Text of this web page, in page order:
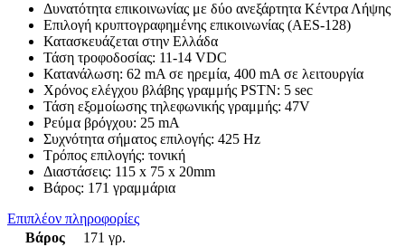
Δυνατότητα επικοινωνίας με δύο ανεξάρτητα Κέντρα Λήψης
Επιλογή κρυπτογραφημένης επικοινωνίας (AES-128)
Κατασκευάζεται στην Ελλάδα
Τάση τροφοδοσίας: 11-14 VDC
Κατανάλωση: 62 mA σε ηρεμία, 400 mA σε λειτουργία
Χρόνος ελέγχου βλάβης γραμμής PSTN: 5 sec
Τάση εξομοίωσης τηλεφωνικής γραμμής: 47V
Ρεύμα βρόγχου: 25 mA
Συχνότητα σήματος επιλογής: 425 Hz
Τρόπος επιλογής: τονική
Διαστάσεις: 115 x 75 x 20mm
Βάρος: 171 γραμμάρια
Επιπλέον πληροφορίες
Βάρος
171 γρ.